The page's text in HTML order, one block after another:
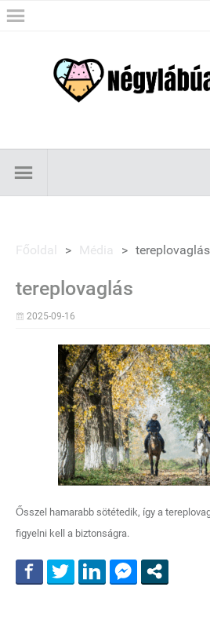
Főoldal > Média > tereplovaglás
tereplovaglás
2025-09-16
Ősszel hamarabb sötétedik, így a
figyelni kell a biztonságra.